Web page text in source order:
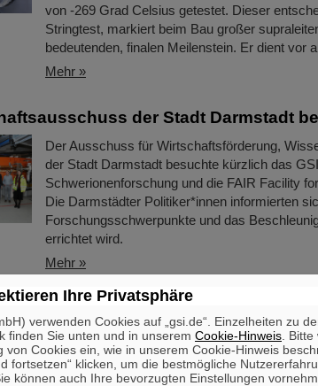
von -269 Grad Celsius getestet. Dieser
Stringtest, markiert beim Bau großer
bedeutenden, finalen Meilenstein. Er dient vor
Mehr »
der Stadt Darmstadt
Der Ausschuss für Wirtschaftsförderung,
der Stadt Darmstadt besuchte kürzlich das
Schwerionenforschung und die FAIR Facility
Die Darmstädter Politiker*innen informierten
Forschungsschwerpunkte und das
errichtet wird.
Mehr »
der Insel der erhöhten Stabilität: Die
Seit der Jahrtausendwende wurden sechs
und in das Periodensystem der Elemente, das
Ihre Privatsphäre
verwenden Cookies auf „gsi.de“. Einzelheiten zu
finden Sie unten und in unserem Cookie-Hinweis .
von Cookies ein, wie in unserem Cookie-Hinweis
fortsetzen“ klicken, um die bestmögliche
können auch Ihre bevorzugten Einstellungen